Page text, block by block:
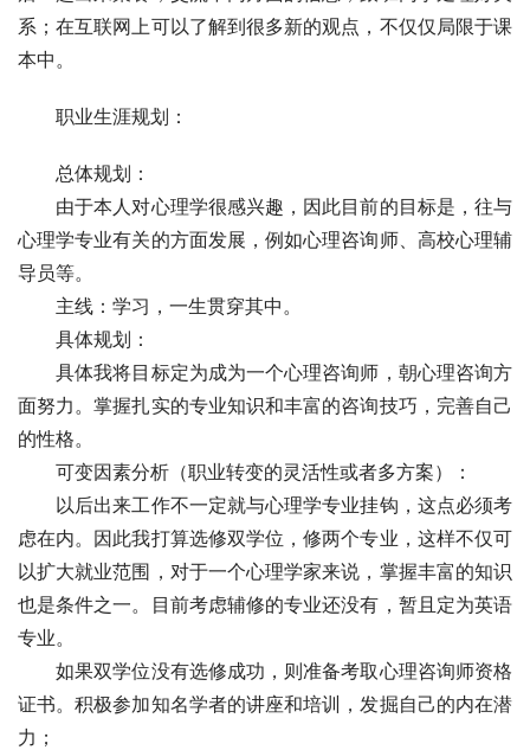
系；在互联网上可以了解到很多新的观点，不仅仅局限于课
本中。
职业生涯规划：
总体规划：
由于本人对心理学很感兴趣，因此目前的目标是，往与
心理学专业有关的方面发展，例如心理咨询师、高校心理辅
导员等。
主线：学习，一生贯穿其中。
具体规划：
具体我将目标定为成为一个心理咨询师，朝心理咨询方
面努力。掌握扎实的专业知识和丰富的咨询技巧，完善自己
的性格。
可变因素分析（职业转变的灵活性或者多方案）：
以后出来工作不一定就与心理学专业挂钩，这点必须考
虑在内。因此我打算选修双学位，修两个专业，这样不仅可
以扩大就业范围，对于一个心理学家来说，掌握丰富的知识
也是条件之一。目前考虑辅修的专业还没有，暂且定为英语
专业。
如果双学位没有选修成功，则准备考取心理咨询师资格
证书。积极参加知名学者的讲座和培训，发掘自己的内在潜
力；